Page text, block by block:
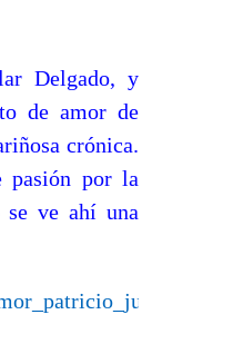
Delgado, y
de amor de
crónica.
pasión por la
ve ahí una